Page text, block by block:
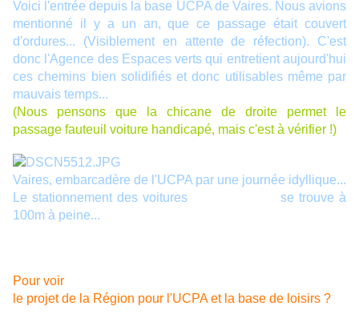
Voici l'entrée depuis la base UCPA de Vaires. Nous avions
mentionné il y a un an, que ce passage était couvert
d'ordures... (Visiblement en attente de réfection). C'est
donc l'Agence des Espaces verts qui entretient aujourd'hui
ces chemins bien solidifiés et donc utilisables même par
mauvais temps...
(Nous pensons que la chicane de droite permet le
passage fauteuil voiture handicapé, mais c'est à vérifier !)
Vaires, embarcadère de l'UCPA par une journée idyllique...
Le stationnement des voitures
se trouve à
100m à peine...
Pour voir
le projet de la Région pour l'UCPA et la base de loisirs ?